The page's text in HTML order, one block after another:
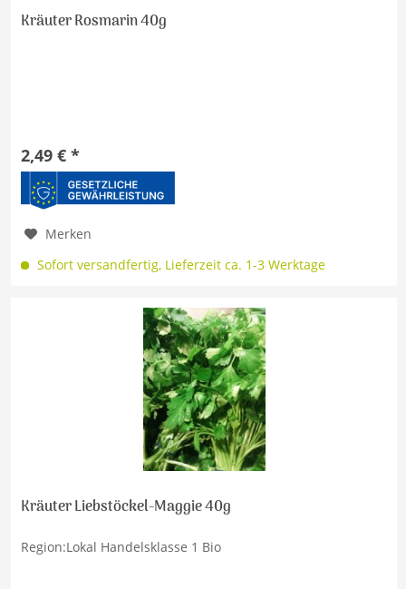
Kräuter Rosmarin 40g
2,49 € *
Merken
Sofort versandfertig, Lieferzeit ca. 1-3 Werktage
Kräuter Liebstöckel-Maggie 40g
Region:Lokal Handelsklasse 1 Bio